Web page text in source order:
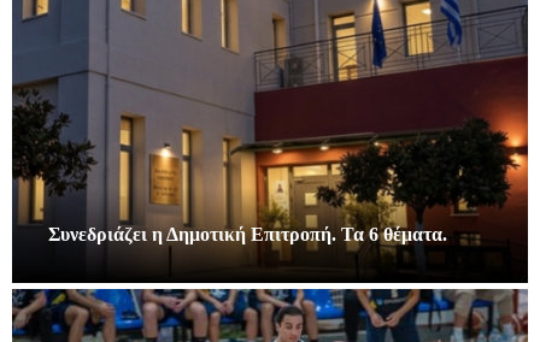
Συνεδριάζει η Δημοτική Επιτροπή. Τα 6 θέματα.